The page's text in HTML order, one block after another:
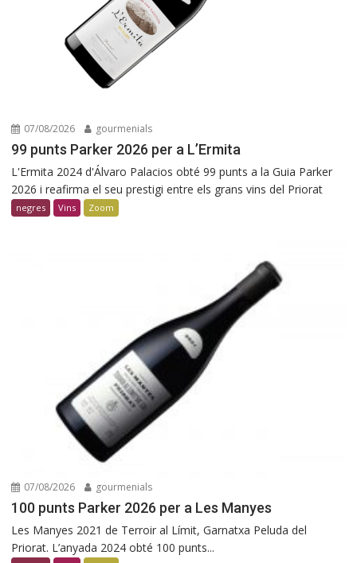
07/08/2026 gourmenials
99 punts Parker 2026 per a L’Ermita
L'Ermita 2024 d'Álvaro Palacios obté 99 punts a la Guia Parker
2026 i reafirma el seu prestigi entre els grans vins del Priorat
negres Vins Zoom
07/08/2026 gourmenials
100 punts Parker 2026 per a Les Manyes
Les Manyes 2021 de Terroir al Límit, Garnatxa Peluda del
Priorat. L’anyada 2024 obté 100 punts...